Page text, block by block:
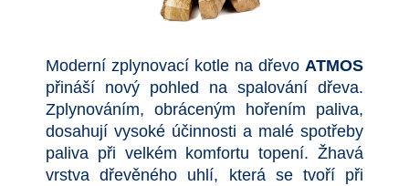
Moderní zplynovací kotle na dřevo ATMOS
přináší nový pohled na spalování dřeva.
Zplynováním, obráceným hořením paliva,
dosahují vysoké účinnosti a malé spotřeby
paliva při velkém komfortu topení. Žhavá
vrstva dřevěného uhlí, která se tvoří při